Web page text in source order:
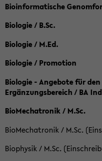
Bioinformatische
Biologie / B.Sc.
Biologie / M.Ed.
Biologie / Promotion
Biologie - Angebote für
Ergänzungsbereich / BA
BioMechatronik / M.Sc.
BioMechatronik / M.Sc.
Biophysik / M.Sc.